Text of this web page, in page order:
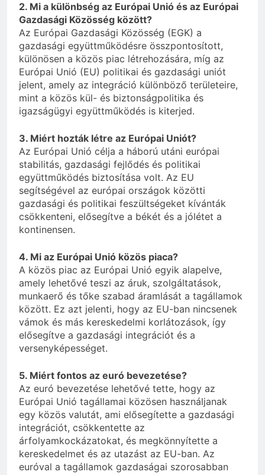
2. Mi a különbség az Európai Unió és az Európai
Gazdasági Közösség között?
Az Európai Gazdasági Közösség (EGK) a
gazdasági együttműködésre összpontosított,
különösen a közös piac létrehozására, míg az
Európai Unió (EU) politikai és gazdasági uniót
jelent, amely az integráció különböző területeire,
mint a közös kül- és biztonságpolitika és
igazságügyi együttműködés is kiterjed.
3. Miért hozták létre az Európai Uniót?
Az Európai Unió célja a háború utáni európai
stabilitás, gazdasági fejlődés és politikai
együttműködés biztosítása volt. Az EU
segítségével az európai országok közötti
gazdasági és politikai feszültségeket kívánták
csökkenteni, elősegítve a békét és a jólétet a
kontinensen.
4. Mi az Európai Unió közös piaca?
A közös piac az Európai Unió egyik alapelve,
amely lehetővé teszi az áruk, szolgáltatások,
munkaerő és tőke szabad áramlását a tagállamok
között. Ez azt jelenti, hogy az EU-ban nincsenek
vámok és más kereskedelmi korlátozások, így
elősegítve a gazdasági integrációt és a
versenyképességet.
5. Miért fontos az euró bevezetése?
Az euró bevezetése lehetővé tette, hogy az
Európai Unió tagállamai közösen használjanak
egy közös valutát, ami elősegítette a gazdasági
integrációt, csökkentette az
árfolyamkockázatokat, és megkönnyítette a
kereskedelmet és az utazást az EU-ban. Az
euróval a tagállamok gazdaságai szorosabban